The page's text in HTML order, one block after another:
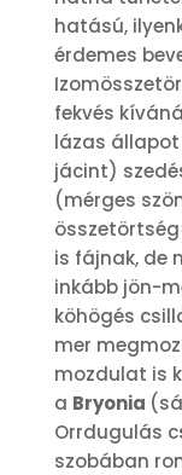
hatású,
érdemes
fekvés
lázas
jácint)
(mérges
is fájnak, de
inkább jön-
köhögés
mer
mozdulat is
a Bryonia
Orrdugulás
szobában